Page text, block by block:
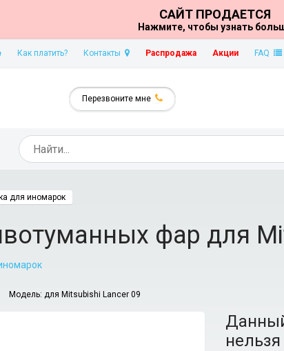
САЙТ ПРОДАЕТСЯ
Нажмите, чтобы узнать
Как платить? Контакты Распродажа Акции FAQ
Перезвоните мне
для иномарок
фар для
Модель: для Mitsubishi Lanсer 09